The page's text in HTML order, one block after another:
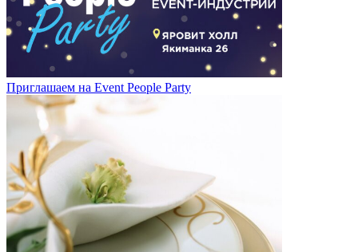
Приглашаем на Event People Party